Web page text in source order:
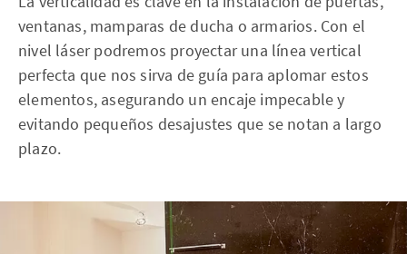
ventanas, mamparas de ducha o armarios. Con el
nivel láser podremos proyectar una línea vertical
perfecta que nos sirva de guía para aplomar estos
elementos, asegurando un encaje impecable y
evitando pequeños desajustes que se notan a largo
plazo.